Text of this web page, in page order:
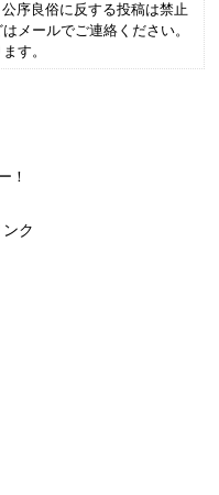
序良俗に反する投稿は禁止
メールでご連絡ください。
す。
！
ク